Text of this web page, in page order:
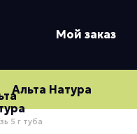
Мой заказ
Альта Натура
5 г туба